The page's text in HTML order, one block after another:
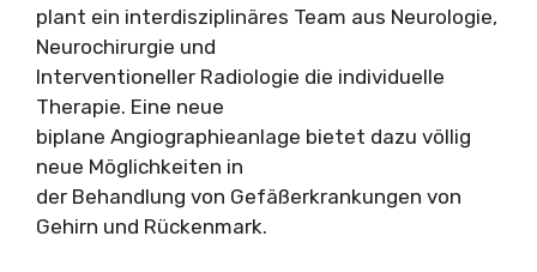
plant ein interdisziplinäres Team aus Neurologie,
Neurochirurgie und
Interventioneller Radiologie die individuelle
Therapie. Eine neue
biplane Angiographieanlage bietet dazu völlig
neue Möglichkeiten in
der Behandlung von Gefäßerkrankungen von
Gehirn und Rückenmark.